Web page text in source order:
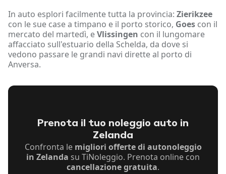
In auto esplori facilmente tutta la provincia: Zierikzee
con le sue case a timpano e il porto storico, Goes con il
mercato del martedì, eVlissingen con il lungomare
affacciato sull'estuario della Schelda, da dove si
vedono passare le grandi navi dirette al porto di
Anversa.
Prenota il tuo noleggio auto in
Zelanda
Confronta le migliori offerte di autonoleggio
in Zelanda su TiNoleggio. Prenota online con
cancellazione gratuita.